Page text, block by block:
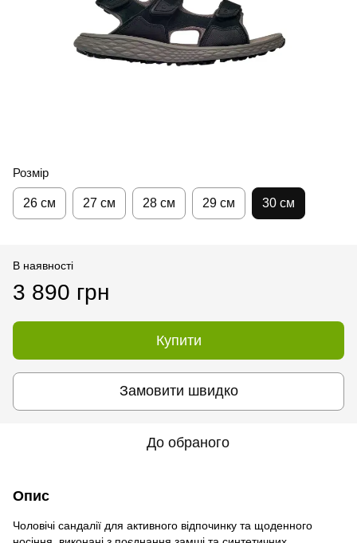
Розмір
26 см 27 см 28 см 29 см 30 см
В наявності
3 890 грн
Купити
Замовити швидко
До обраного
Опис
Чоловічі сандалії для активного відпочинку та щоденного